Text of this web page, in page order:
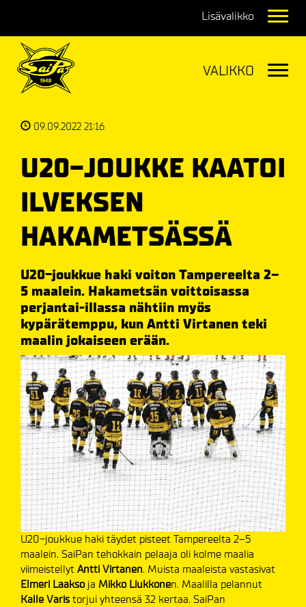
09.09.2022 21:16
U20-JOUKKE KAATOI
ILVEKSEN
HAKAMETSÄSSÄ
U20-joukkue haki voiton Tampereelta 2–
5 maalein. Hakametsän voittoisassa
perjantai-illassa nähtiin myös
kypärätemppu, kun Antti Virtanen teki
maalin jokaiseen erään.
U20-joukkue haki täydet pisteet Tampereelta 2–5
maalein. SaiPan tehokkain pelaaja oli kolme maalia
viimeistellyt Antti Virtanen. Muista maaleista vastasivat
Elmeri Laaksoja Mikko Liukkonen. Maalilla pelannut
Kalle Varis torjui yhteensä 32 kertaa. SaiPan